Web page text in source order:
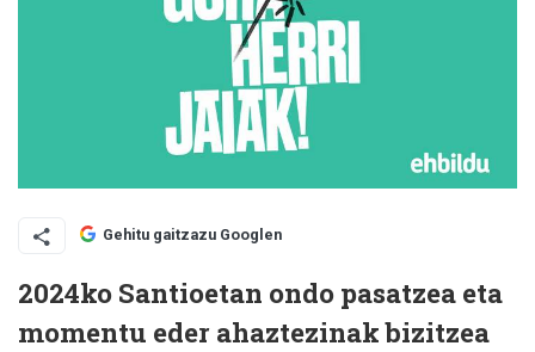
Gehitu gaitzazu Googlen
2024ko Santioetan ondo pasatzea eta
momentu eder ahaztezinak bizitzea